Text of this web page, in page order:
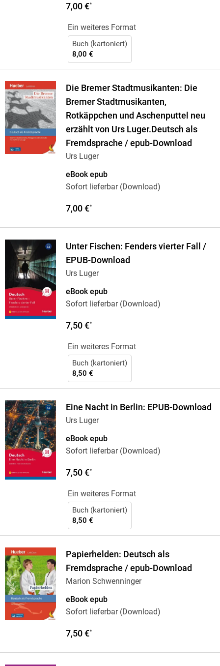
7,00 €*
Ein weiteres Format
Buch (kartoniert)
8,00 €
Die Bremer Stadtmusikanten: Die
Bremer Stadtmusikanten,
Rotkäppchen und Aschenputtel neu
erzählt von Urs Luger.Deutsch als
Fremdsprache / epub-Download
Urs Luger
eBook epub
Sofort lieferbar (Download)
7,00 €*
Unter Fischen: Fenders vierter Fall /
EPUB-Download
Urs Luger
eBook epub
Sofort lieferbar (Download)
7,50 €*
Ein weiteres Format
Buch (kartoniert)
8,50 €
Eine Nacht in Berlin: EPUB-Download
Urs Luger
eBook epub
Sofort lieferbar (Download)
7,50 €*
Ein weiteres Format
Buch (kartoniert)
8,50 €
Papierhelden: Deutsch als
Fremdsprache / epub-Download
Marion Schwenninger
eBook epub
Sofort lieferbar (Download)
7,50 €*